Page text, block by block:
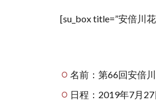
[su_box title=”安倍川
名前：第66回安倍
日程：2019年7月